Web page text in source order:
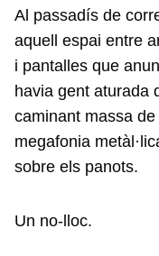
Al passadís de
aquell espai entre
i pantalles que
havia gent aturada
caminant massa
megafonia
sobre els panots.
Un no-lloc.